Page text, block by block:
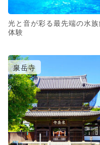
光と音が彩る最先端の水
体験
泉岳寺